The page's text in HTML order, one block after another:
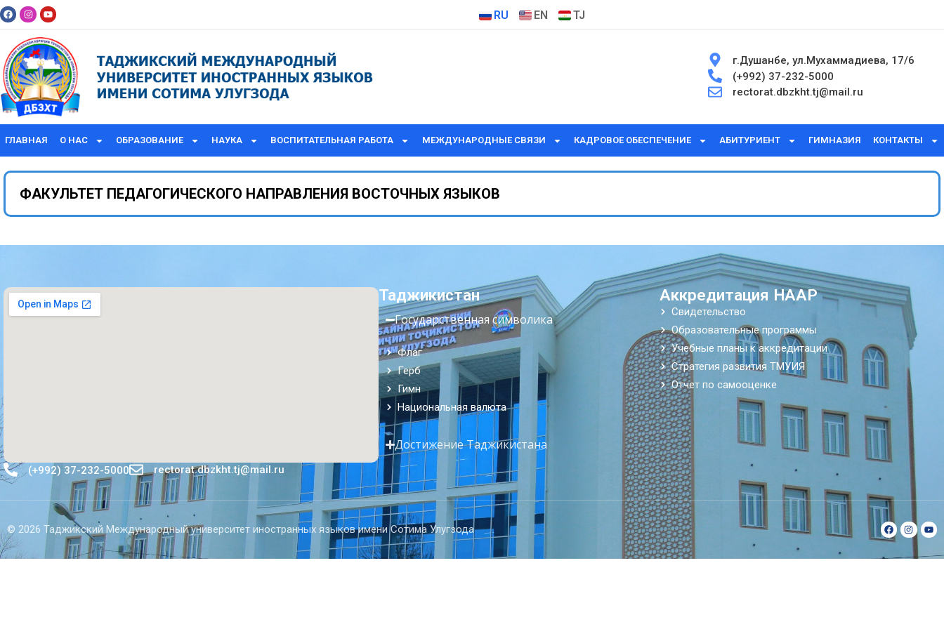
RU EN TJ
г.Душанбе, ул.Мухаммадиева, 17/6
(+992) 37-232-5000
rectorat.dbzkht.tj@mail.ru
ГЛАВНАЯ О НАС ОБРАЗОВАНИЕ НАУКА ВОСПИТАТЕЛЬНАЯ РАБОТА МЕЖДУНАРОДНЫЕ СВЯЗИ КАДРОВОЕ ОБЕСПЕЧЕНИЕ АБИТУРИЕНТ ГИМНАЗИЯ КОНТАКТЫ
ФАКУЛЬТЕТ ПЕДАГОГИЧЕСКОГО НАПРАВЛЕНИЯ ВОСТОЧНЫХ ЯЗЫКОВ
(+992) 37-232-5000 rectorat.dbzkht.tj@mail.ru
Таджикистан
Государственная символика
Флаг
Герб
Гимн
Национальная валюта
Достижение Таджикистана
Аккредитация НААР
Свидетельство
Образовательные программы
Учебные планы к аккредитации
Стратегия развития ТМУИЯ
Отчет по самооценке
© 2026 Таджикский Международный университет иностранных языков имени Сотима Улугзода